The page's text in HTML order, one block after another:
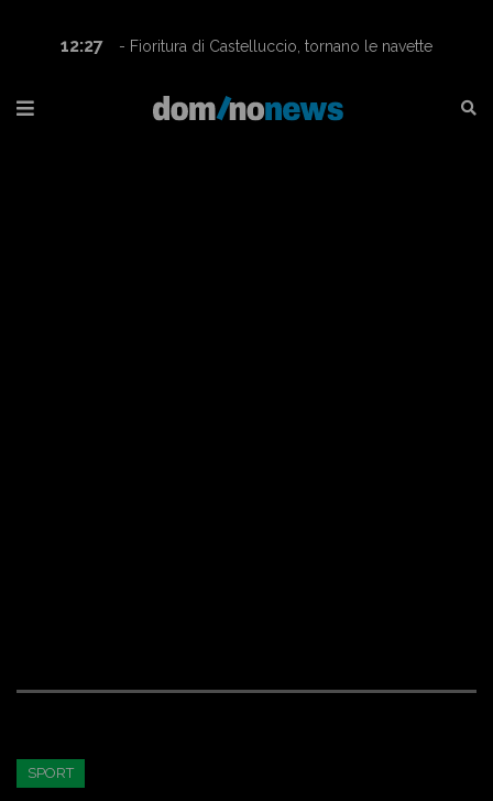
12:27
- Fioritura di Castelluccio, tornano le navette
SPORT